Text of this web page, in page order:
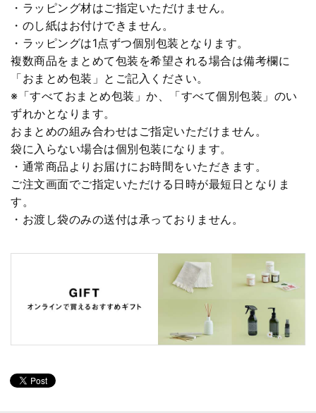
・ラッピング材はご指定いただけません。
・のし紙はお付けできません。
・ラッピングは1点ずつ個別包装となります。
複数商品をまとめて包装を希望される場合は備考欄に
「おまとめ包装」とご記入ください。
※「すべておまとめ包装」か、「すべて個別包装」のい
ずれかとなります。
おまとめの組み合わせはご指定いただけません。
袋に入らない場合は個別包装になります。
・通常商品よりお届けにお時間をいただきます。
ご注文画面でご指定いただける日時が最短日となりま
す。
・お渡し袋のみの送付は承っておりません。